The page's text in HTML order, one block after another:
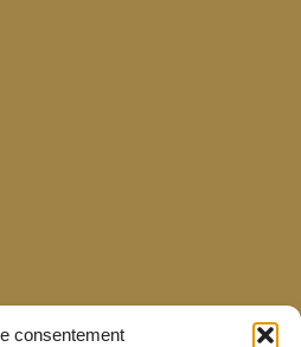
consentement